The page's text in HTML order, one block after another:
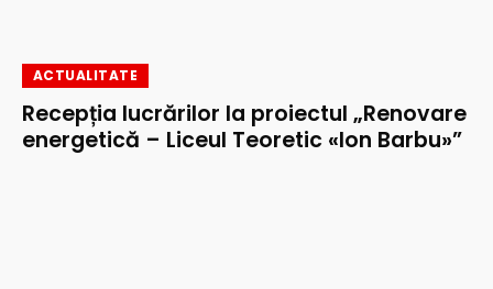
ACTUALITATE
Recepția lucrărilor la proiectul „Renovare
energetică – Liceul Teoretic «Ion Barbu»”